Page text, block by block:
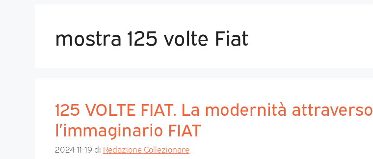
mostra 125 volte Fiat
125 VOLTE FIAT. La modernità attraverso
l’immaginario FIAT
2024-11-19 di Redazione Collezionare